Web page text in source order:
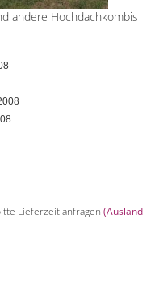
andere Hochdachkombis
Lieferzeit anfragen (Ausland